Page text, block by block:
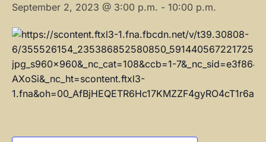
September 2, 2023 @ 3:00 p.m. - 10:00 p.m.